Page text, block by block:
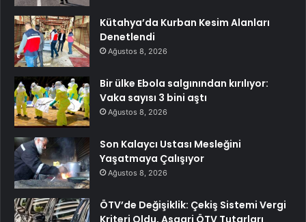
Kütahya’da Kurban Kesim Alanları
Denetlendi
Ağustos 8, 2026
Bir ülke Ebola salgınından kırılıyor:
Vaka sayısı 3 bini aştı
Ağustos 8, 2026
Son Kalaycı Ustası Mesleğini
Yaşatmaya Çalışıyor
Ağustos 8, 2026
ÖTV’de Değişiklik: Çekiş Sistemi Vergi